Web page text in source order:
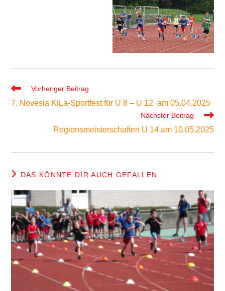
Weitere
ansehen
Vorheriger Beitrag
7. Novesia KiLa-Sportfest für U 8 – U 12 am 05.04.2025
Nächster Beitrag
Regionsmeisterschaften U 14 am 10.05.2025
DAS KÖNNTE DIR AUCH GEFALLEN